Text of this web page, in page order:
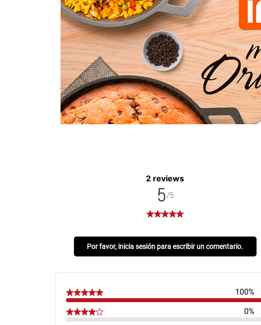
2 reviews
5/5
Por favor, inicia sesión para escribir un comentario.
100%
0%